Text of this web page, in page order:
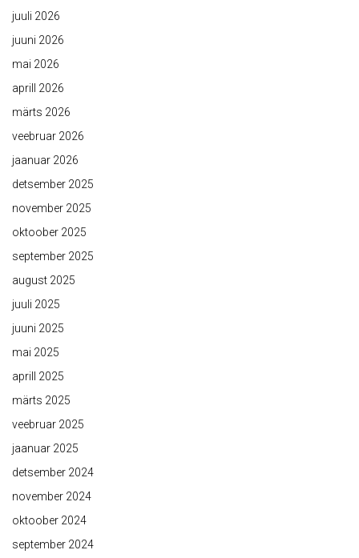
juuli 2026
juuni 2026
mai 2026
aprill 2026
märts 2026
veebruar 2026
jaanuar 2026
detsember 2025
november 2025
oktoober 2025
september 2025
august 2025
juuli 2025
juuni 2025
mai 2025
aprill 2025
märts 2025
veebruar 2025
jaanuar 2025
detsember 2024
november 2024
oktoober 2024
september 2024